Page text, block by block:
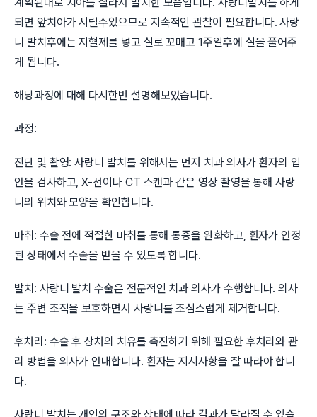
되면 앞치아가 시릴수있으므로 지속적인 관찰이 필요합니다. 사랑
니 발치후에는 지혈제를 넣고 실로 꼬매고 1주일후에 실을 풀어주
게 됩니다.
해당과정에 대해 다시한번 설명해보았습니다.
과정:
진단 및 촬영: 사랑니 발치를 위해서는 먼저 치과 의사가 환자의 입
안을 검사하고, X-선이나 CT 스캔과 같은 영상 촬영을 통해 사랑
니의 위치와 모양을 확인합니다.
마취: 수술 전에 적절한 마취를 통해 통증을 완화하고, 환자가 안정
된 상태에서 수술을 받을 수 있도록 합니다.
발치: 사랑니 발치 수술은 전문적인 치과 의사가 수행합니다. 의사
는 주변 조직을 보호하면서 사랑니를 조심스럽게 제거합니다.
후처리: 수술 후 상처의 치유를 촉진하기 위해 필요한 후처리와 관
리 방법을 의사가 안내합니다. 환자는 지시사항을 잘 따라야 합니
다.